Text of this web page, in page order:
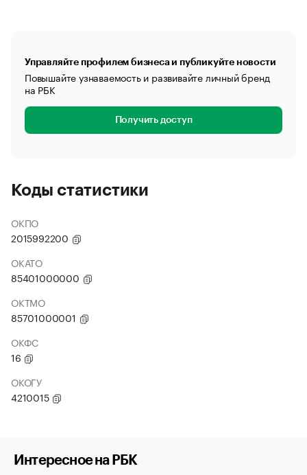
Управляйте профилем бизнеса и публикуйте новости
Повышайте узнаваемость и развивайте личный бренд
на РБК
Получить доступ
Коды статистики
ОКПО
2015992200
ОКАТО
85401000000
ОКТМО
85701000001
ОКФС
16
ОКОГУ
4210015
Интересное на РБК